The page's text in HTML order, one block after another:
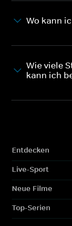
Wo kann
Wie viele
kann ich
Entdecken
Live-Sport
Neue Filme
Top-Serien